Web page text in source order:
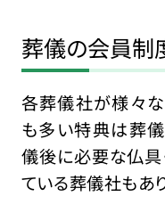
葬儀の会員制
各葬儀社が様々な
も多い特典は葬
儀後に必要な仏具
ている葬儀社もあ